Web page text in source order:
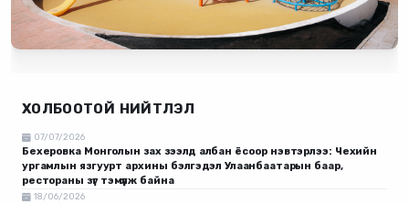
ХОЛБООТОЙ НИЙТЛЭЛ
07/07/2026
Бехеровка Монголын зах зээлд албан ёсоор нэвтэрлээ: Чехийн
ургамлын язгуурт архины бэлгэдэл Улаанбаатарын баар,
рестораны зүг тэмүүлж байна
18/06/2026